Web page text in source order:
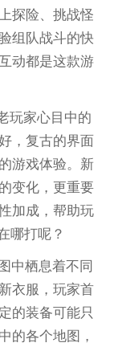
探险、挑战怪
组队战斗的快
动都是这款游
玩家心目中的
，复古的界面
游戏体验。新
变化，更重要
加成，帮助玩
哪打呢？
中栖息着不同
衣服，玩家首
的装备可能只
的各个地图，